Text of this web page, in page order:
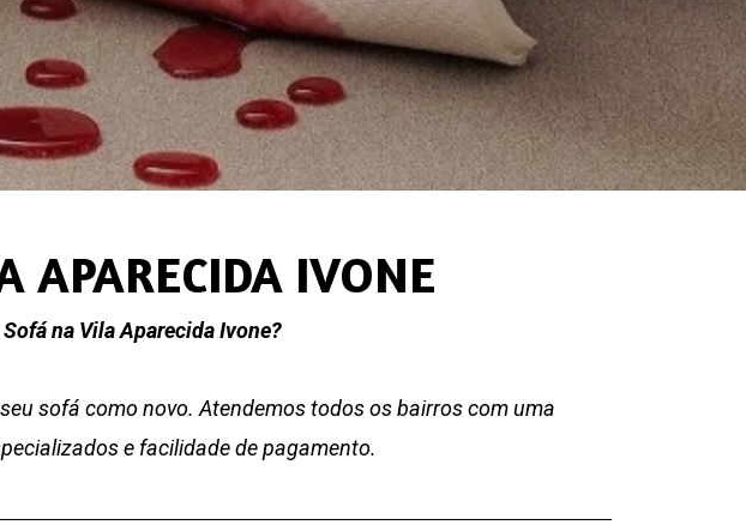
APARECIDA IVONE
na Vila Aparecida Ivone?
sofá como novo. Atendemos todos os bairros com uma
e facilidade de pagamento.